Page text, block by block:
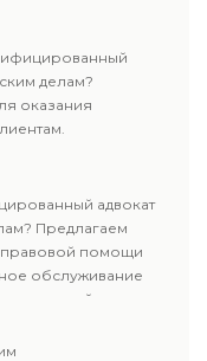
делам?
оказания
и юридических
клиенту.
адвокат
Предлагаем
правовой помощи
обслуживание
подход к